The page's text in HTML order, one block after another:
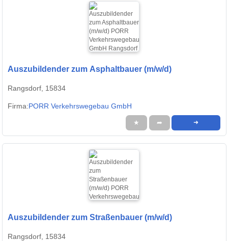
Auszubildender zum Asphaltbauer (m/w/d)
Rangsdorf, 15834
Firma:PORR Verkehrswegebau GmbH
★ ➦ ➜
Auszubildender zum Straßenbauer (m/w/d)
Rangsdorf, 15834